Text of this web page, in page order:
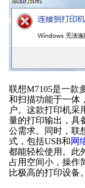
联想M7105是一款
和扫描功能于一体
户。这款打印机采
量的打印输出，具
公需求。同时，联
式，包括USB和 网
都能轻松使用。此
占用空间小，操作
比极高的打印设备。